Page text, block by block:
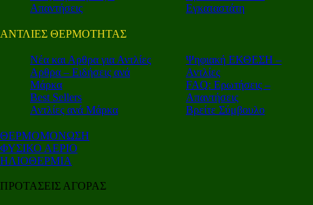
Απαντήσεις
Εγκαταστάτη
ΑΝΤΛΙΕΣ ΘΕΡΜΟΤΗΤΑΣ
Nέα και Αρθρα για Αντλίες
Αρθρα – Ειδήσεις ανά
Μάρκα
Best Sellers
Αντλίες ανά Μάρκα
Ψηφιακή ΕΚΘΕΣΗ –
Αντλίες
FAQ: Ερωτήσεις –
Απαντήσεις
Βρείτε Σύμβουλο
ΘΕΡΜΟΜΟΝΩΣΗ
ΦΥΣΙΚΟ ΑΕΡΙΟ
ΗΛΙΟΘΕΡΜΙΑ
ΠΡΟΤΑΣΕΙΣ ΑΓΟΡΑΣ